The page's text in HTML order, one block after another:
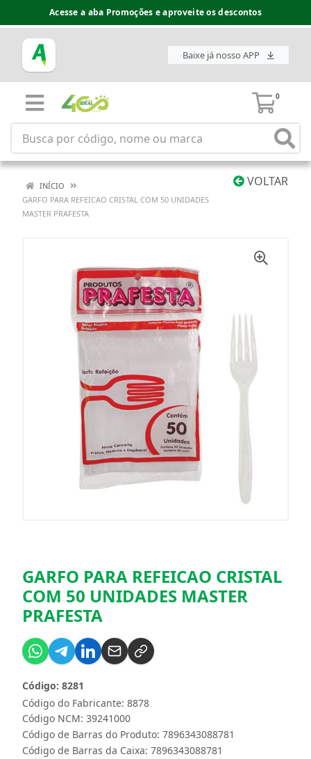
Acesse a aba Promoções e aproveite os descontos
Baixe já nosso APP
0
VOLTAR
INÍCIO
GARFO PARA REFEICAO CRISTAL COM 50 UNIDADES
MASTER PRAFESTA
GARFO PARA REFEICAO CRISTAL
COM 50 UNIDADES MASTER
PRAFESTA
Código do Fabricante: 8878
Código: 8281
Código NCM: 39241000
Código de Barras do Produto: 7896343088781
Código de Barras da Caixa: 7896343088781